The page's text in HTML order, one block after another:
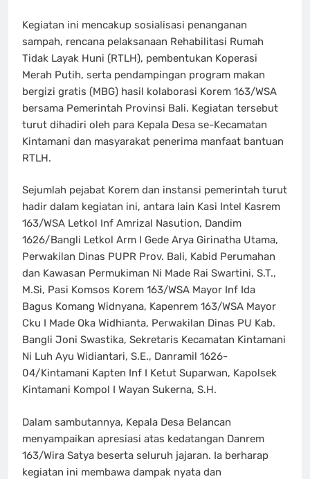
Kegiatan ini mencakup sosialisasi penanganan
sampah, rencana pelaksanaan Rehabilitasi Rumah
Tidak Layak Huni (RTLH), pembentukan Koperasi
Merah Putih, serta pendampingan program makan
bergizi gratis (MBG) hasil kolaborasi Korem 163/WSA
bersama Pemerintah Provinsi Bali. Kegiatan tersebut
turut dihadiri oleh para Kepala Desa se-Kecamatan
Kintamani dan masyarakat penerima manfaat bantuan
RTLH.
Sejumlah pejabat Korem dan instansi pemerintah turut
hadir dalam kegiatan ini, antara lain Kasi Intel Kasrem
163/WSA Letkol Inf Amrizal Nasution, Dandim
1626/Bangli Letkol Arm I Gede Arya Girinatha Utama,
Perwakilan Dinas PUPR Prov. Bali, Kabid Perumahan
dan Kawasan Permukiman Ni Made Rai Swartini, S.T.,
M.Si, Pasi Komsos Korem 163/WSA Mayor Inf Ida
Bagus Komang Widnyana, Kapenrem 163/WSA Mayor
Cku I Made Oka Widhianta, Perwakilan Dinas PU Kab.
Bangli Joni Swastika, Sekretaris Kecamatan Kintamani
Ni Luh Ayu Widiantari, S.E., Danramil 1626-
04/Kintamani Kapten Inf I Ketut Suparwan, Kapolsek
Kintamani Kompol I Wayan Sukerna, S.H.
Dalam sambutannya, Kepala Desa Belancan
menyampaikan apresiasi atas kedatangan Danrem
163/Wira Satya beserta seluruh jajaran. Ia berharap
kegiatan ini membawa dampak nyata dan